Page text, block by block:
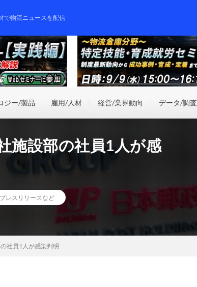
で物流ニュースを配信
ジー/製品 雇用/人材 経営/業界動向 データ/調査
施設部の社員1人が感
プレスリリースなど
社員1人が感染判明